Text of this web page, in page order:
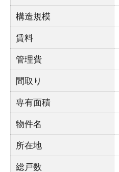
構造規模
賃料
管理費
間取り
専有面積
物件名
所在地
総戸数